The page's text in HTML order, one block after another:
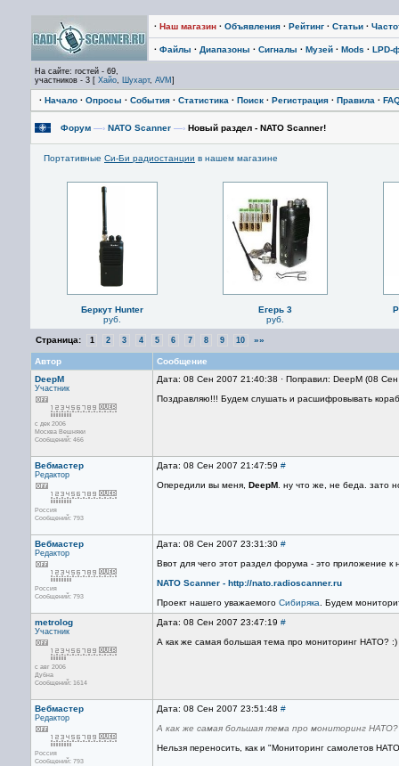
· Наш магазин · Объявления · Рейтинг · Статьи ·
· Файлы · Диапазоны · Сигналы · Музей · Mods · LPD-
На сайте: гостей - 69,
участников - 3 [ Хайо, Шухарт, AVM ]
· Начало · Опросы · События · Статистика · Поиск · Регистрация · Правила ·
Форум —› NATO Scanner —› Новый раздел - NATO Scanner!
Портативные Си-Би радиостанции в нашем магазине
Беркут Hunter
руб.
Егерь 3
руб.
Страница: 1 2 3 4 5 6 7 8 9 10 »»
Автор
Сообщение
DeepM
Участник
с дек 2006
Москва Вешняки
Сообщений: 466
Дата: 08 Сен 2007 21:40:38 · Поправил: DeepM (08
Поздравляю!!! Будем слушать и расшифровывать
Вебмастер
Редактор
Россия
Сообщений: 793
Дата: 08 Сен 2007 21:47:59 #
Опередили вы меня, DeepM . ну что же, не беда. зато
Вебмастер
Редактор
Россия
Сообщений: 793
Дата: 08 Сен 2007 23:31:30 #
Ввот для чего этот раздел форума - это приложение к
NATO Scanner - http://nato.radioscanner.ru
Проект нашего уважаемого Сибиряка . Будем
metrolog
Участник
с авг 2006
Дубна
Сообщений: 1614
Дата: 08 Сен 2007 23:47:19 #
А как же самая большая тема про мониторинг НАТО? :)
Вебмастер
Редактор
Россия
Сообщений: 793
Дата: 08 Сен 2007 23:51:48 #
А как же самая большая тема про мониторинг НАТО?
Нельзя переносить, как и "Мониторинг самолетов